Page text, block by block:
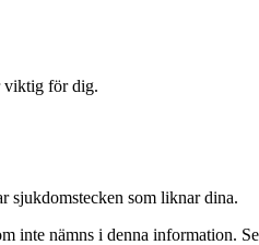
viktig för dig.
sjukdomstecken som liknar dina.
inte nämns i denna information.